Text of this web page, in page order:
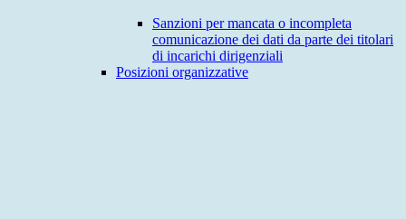
Sanzioni per mancata o incompleta
comunicazione dei dati da parte dei titolari
di incarichi dirigenziali
Posizioni organizzative